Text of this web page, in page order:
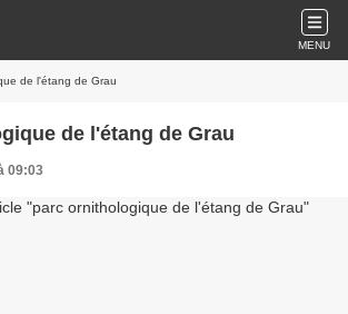
MENU
de l'étang de Grau
de l'étang de Grau
09:03